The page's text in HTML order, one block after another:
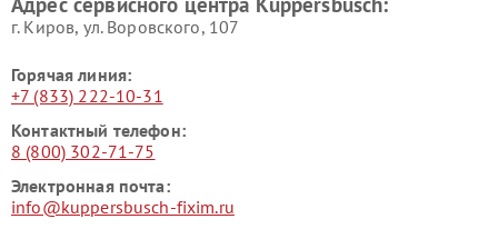
Ремонт сушильных машин Kuppersbusch
г. Киров, ул. Воровского, 107
Горячая линия:
+7 (833) 222-10-31
Контактный телефон:
8 (800) 302-71-75
Электронная почта:
info@kuppersbusch-fixim.ru